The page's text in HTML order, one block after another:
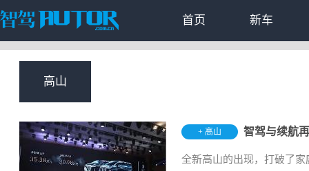
首页 新车
高山
+ 高山 智驾与续航
全新高山的出现，打破了